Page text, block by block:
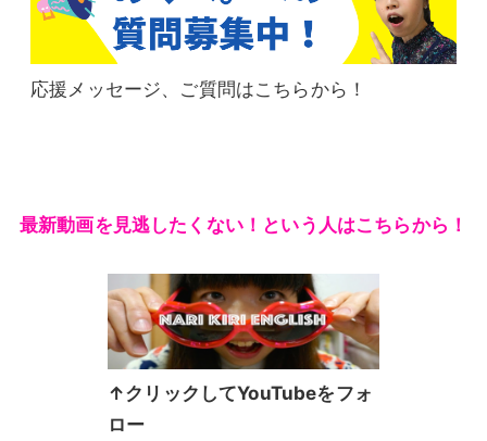
応援メッセージ、ご質問はこちらから！
最新動画を見逃したくない！という人はこちらから！
↑クリックしてYouTubeをフォ
ロー